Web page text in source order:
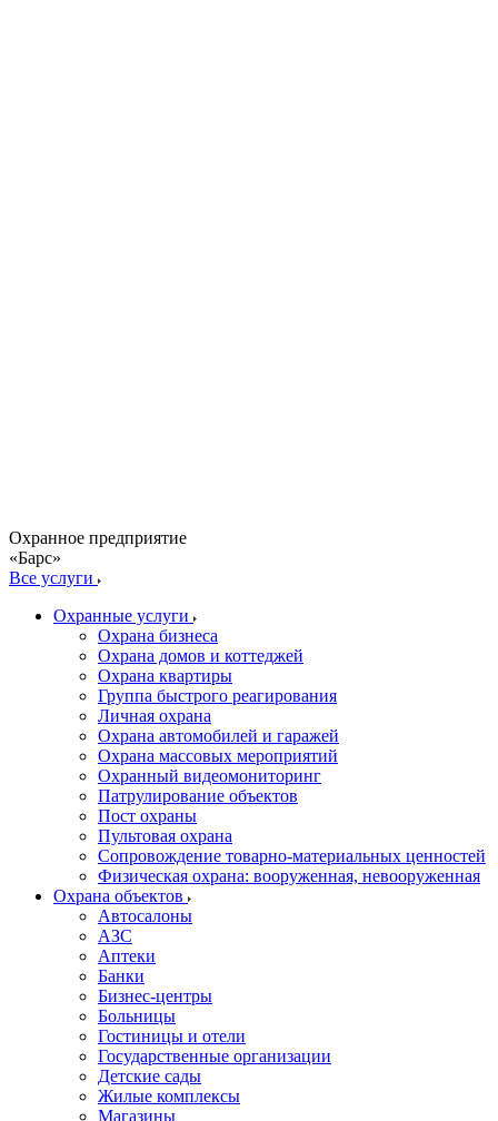
Охранное предприятие
«Барс»
Все услуги
Охранные услуги
Охрана бизнеса
Охрана домов и коттеджей
Охрана квартиры
Группа быстрого реагирования
Личная охрана
Охрана автомобилей и гаражей
Охрана массовых мероприятий
Охранный видеомониторинг
Патрулирование объектов
Пост охраны
Пультовая охрана
Сопровождение товарно-материальных ценностей
Физическая охрана: вооруженная, невооруженная
Охрана объектов
Автосалоны
АЗС
Аптеки
Банки
Бизнес-центры
Больницы
Гостиницы и отели
Государственные организации
Детские сады
Жилые комплексы
Магазины